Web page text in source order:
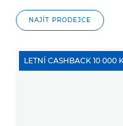
NAJÍT PRODEJCE
LETNÍ CASHBACK 10 000